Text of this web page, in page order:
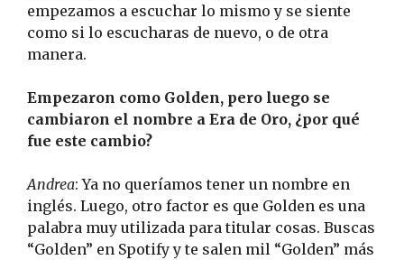
empezamos a escuchar lo mismo y se siente
como si lo escucharas de nuevo, o de otra
manera.
Empezaron como Golden, pero luego se
cambiaron el nombre a Era de Oro, ¿por qué
fue este cambio?
Andrea: Ya no queríamos tener un nombre en
inglés. Luego, otro factor es que Golden es una
palabra muy utilizada para titular cosas. Buscas
“Golden” en Spotify y te salen mil “Golden” más